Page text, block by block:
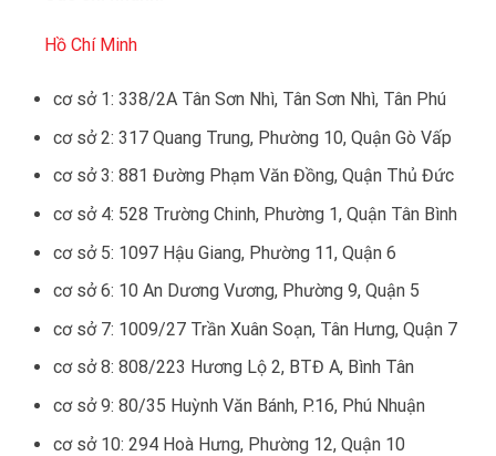
Hồ Chí Minh
cơ sở 1: 338/2A Tân Sơn Nhì, Tân Sơn Nhì, Tân Phú
cơ sở 2: 317 Quang Trung, Phường 10, Quận Gò Vấp
cơ sở 3: 881 Đường Phạm Văn Đồng, Quận Thủ Đức
cơ sở 4: 528 Trường Chinh, Phường 1, Quận Tân Bình
cơ sở 5: 1097 Hậu Giang, Phường 11, Quận 6
cơ sở 6: 10 An Dương Vương, Phường 9, Quận 5
cơ sở 7: 1009/27 Trần Xuân Soạn, Tân Hưng, Quận 7
cơ sở 8: 808/223 Hương Lộ 2, BTĐ A, Bình Tân
cơ sở 9: 80/35 Huỳnh Văn Bánh, P.16, Phú Nhuận
cơ sở 10: 294 Hoà Hưng, Phường 12, Quận 10